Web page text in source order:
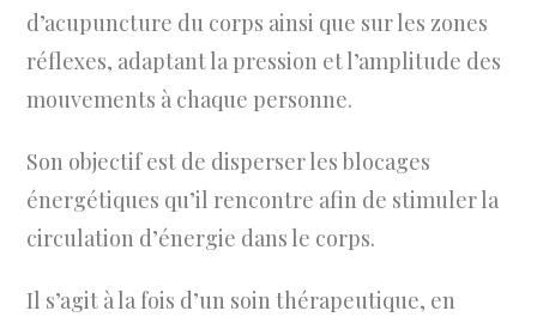
d’acupuncture du corps ainsi que sur les zones
réflexes, adaptant la pression et l’amplitude des
mouvements à chaque personne.
Son objectif est de disperser les blocages
énergétiques qu’il rencontre afin de stimuler la
circulation d’énergie dans le corps.
Il s’agit à la fois d’un soin thérapeutique, en